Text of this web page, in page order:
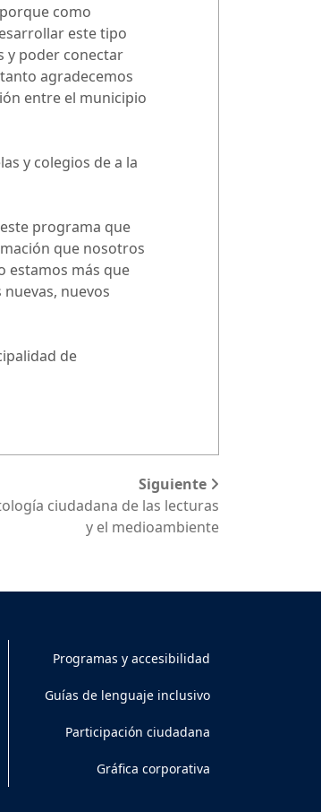
como
este tipo
y poder conectar
agradecemos
entre el municipio
y colegios de a la
programa que
que nosotros
estamos más que
nuevos
de
Siguiente
ciudadana de las lecturas
y el medioambiente
Programas y accesibilidad
Guías de lenguaje inclusivo
Participación ciudadana
Gráfica corporativa